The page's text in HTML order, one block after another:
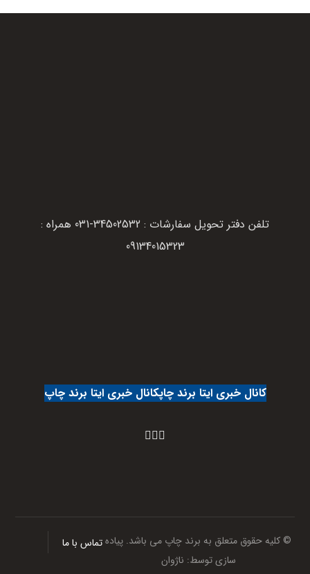
تلفن دفتر تحویل سفارشات : 34502532-031 همراه :
09134015323
کانال خبری ایتا برند چاپکانال خبری ایتا برند چاپ
© کلیه حقوق متعلق به برند چاپ می باشد. پیاده
سازی توسط: ناژوان
تماس با ما